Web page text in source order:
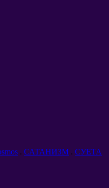
. САТАНИЗМ . СУЕТА